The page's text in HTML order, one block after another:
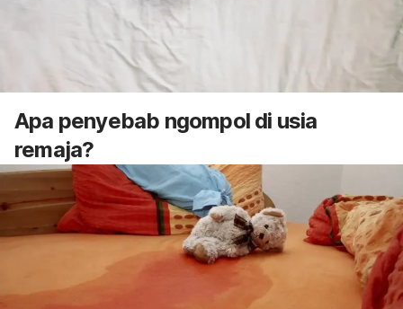
Apa penyebab ngompol di usia
remaja?